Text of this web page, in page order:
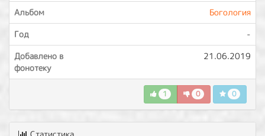
Альбом
Богология
Год
-
Добавлено в
фонотеку
21.06.2019
1 0 0